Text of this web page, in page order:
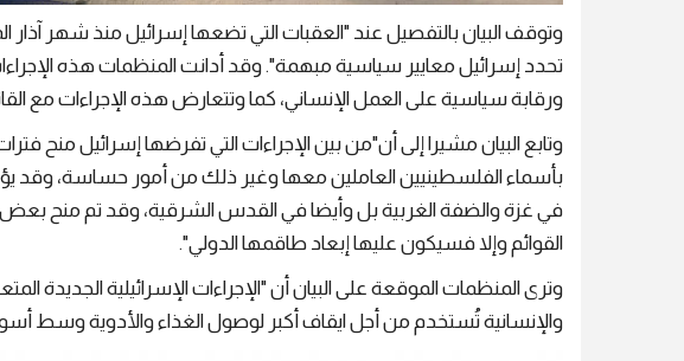
وتوقف البيان بالتفصيل عند "العقبات التي تضعها إسرائيل منذ شهر آذار
تحدد إسرائيل معايير سياسية مبهمة". وقد أدانت المنظمات هذه
ورقابة سياسية على العمل الإنساني، كما وتتعارض هذه الإجراءات مع
وتابع البيان مشيرا إلى أن"من بين الإجراءات التي تفرضها إسرائيل منح
بأسماء الفلسطينيين العاملين معها وغير ذلك من أمور حساسة، وقد
في غزة والضفة الغربية بل وأيضا في القدس الشرقية، وقد تم منح
القوائم وإلا فسيكون عليها إبعاد طاقمها الدولي".
وترى المنظمات الموقعة على البيان أن "الإجراءات الإسرائيلية الجديدة
والإنسانية تُستخدم من أجل ايقاف أكبر لوصول الغذاء والأدوية وسط